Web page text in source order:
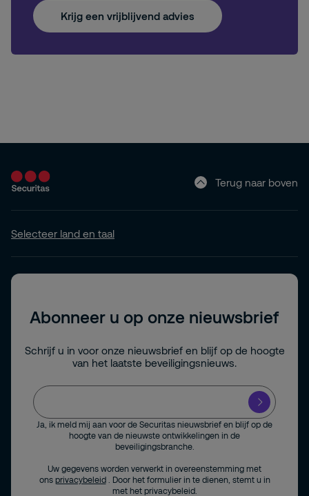
Krijg een vrijblijvend advies
Terug naar boven
Selecteer land en taal
Abonneer u op onze nieuwsbrief
Schrijf u in voor onze nieuwsbrief en blijf op de hoogte
van het laatste beveiligingsnieuws.
Ja, ik meld mij aan voor de Securitas nieuwsbrief en blijf op de
hoogte van de nieuwste ontwikkelingen in de
beveiligingsbranche.
Uw gegevens worden verwerkt in overeenstemming met
ons privacybeleid
. Door het formulier in te dienen, stemt u in
met het privacybeleid.